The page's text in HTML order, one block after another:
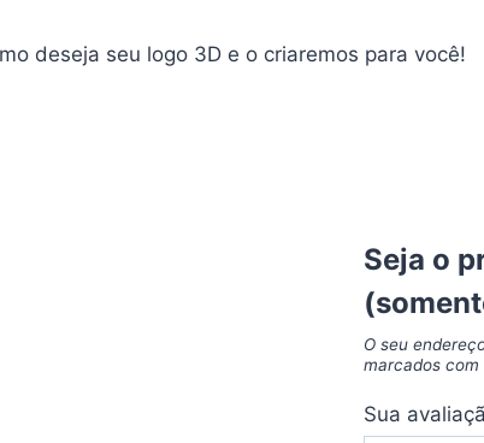
deseja seu logo 3D e o criaremos para você!
Seja o
O seu
marcados com
Sua